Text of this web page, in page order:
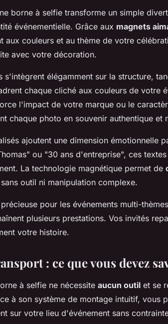
borne à selfie transforme un simple
événementielle. Grâce aux magnets
aux couleurs et au thème de votre
avec votre décoration.
s'intègrent élégamment sur la structure,
chaque cliché aux couleurs de votre
l'impact de votre marque ou le
chaque photo en souvenir authentique et
ajoutent une dimension émotionnelle
ou "30 ans d'entreprise", ces
La technologie magnétique permet de
outil ni manipulation complexe.
pour les événements multi-
plusieurs prestations. Vos invités
votre histoire.
: ce que vous devez
à selfie ne nécessite aucun outil et se
à son système de montage intuitif, vous
sur votre lieu d'événement sans